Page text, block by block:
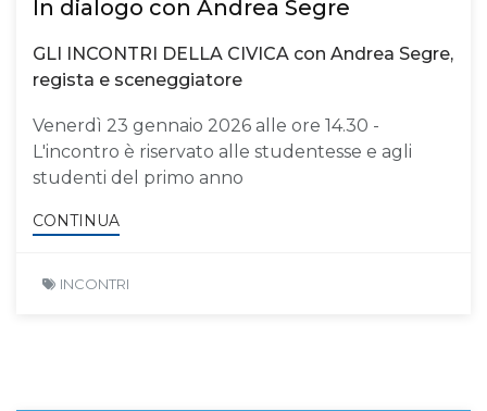
In dialogo con Andrea Segre
GLI INCONTRI DELLA CIVICA con Andrea Segre,
regista e sceneggiatore
Venerdì 23 gennaio 2026 alle ore 14.30 -
L'incontro è riservato alle studentesse e agli
studenti del primo anno
CONTINUA
INCONTRI